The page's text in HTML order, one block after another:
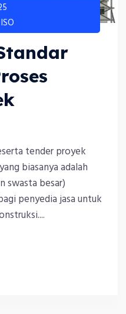
tender proyek
biasanya adalah
swasta besar)
penyedia jasa untuk